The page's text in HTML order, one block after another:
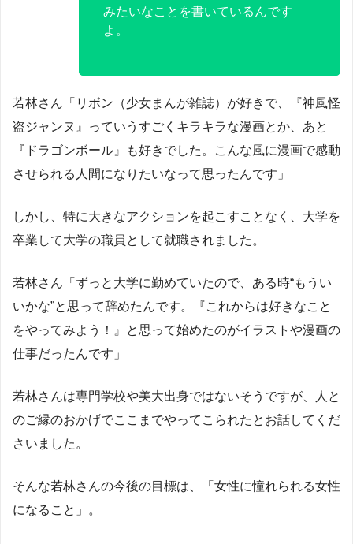
みたいなことを書いているんです
よ。
若林さん「リボン（少女まんが雑誌）が好きで、『神風怪
盗ジャンヌ』っていうすごくキラキラな漫画とか、あと
『ドラゴンボール』も好きでした。こんな風に漫画で感動
させられる人間になりたいなって思ったんです」
しかし、特に大きなアクションを起こすことなく、大学を
卒業して大学の職員として就職されました。
若林さん「ずっと大学に勤めていたので、ある時“もうい
いかな”と思って辞めたんです。『これからは好きなこと
をやってみよう！』と思って始めたのがイラストや漫画の
仕事だったんです」
若林さんは専門学校や美大出身ではないそうですが、人と
のご縁のおかげでここまでやってこられたとお話してくだ
さいました。
そんな若林さんの今後の目標は、「女性に憧れられる女性
になること」。